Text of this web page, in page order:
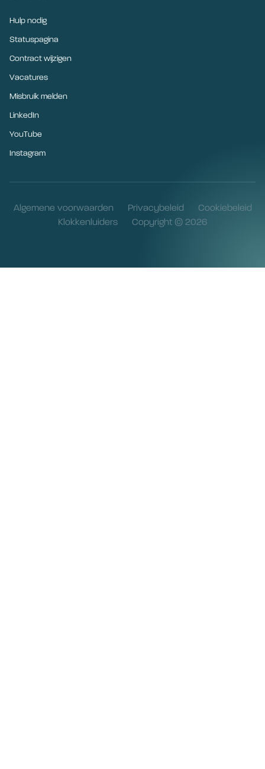
Hulp nodig
Statuspagina
Contract wijzigen
Vacatures
Misbruik melden
LinkedIn
YouTube
Instagram
Algemene voorwaarden Privacybeleid
Cookiebeleid
Klokkenluiders
Copyright © 2026